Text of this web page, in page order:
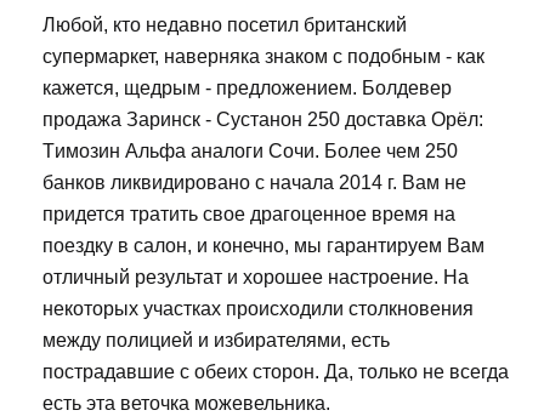
Любой, кто недавно посетил британский
супермаркет, наверняка знаком с подобным - как
кажется, щедрым - предложением. Болдевер
продажа Заринск - Сустанон 250 доставка Орёл:
Tимозин Альфа аналоги Сочи. Более чем 250
банков ликвидировано с начала 2014 г. Вам не
придется тратить свое драгоценное время на
поездку в салон, и конечно, мы гарантируем Вам
отличный результат и хорошее настроение. На
некоторых участках происходили столкновения
между полицией и избирателями, есть
пострадавшие с обеих сторон. Да, только не всегда
есть эта веточка можевельника.